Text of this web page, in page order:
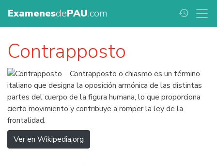
ExamenesdePAU.com history
Contrapposto
Contrapposto o chiasmo es un término
italiano que designa la oposición armónica de las distintas
partes del cuerpo de la figura humana, lo que proporciona
cierto movimiento y contribuye a romper la ley de la
frontalidad.
Ver en Wikipedia.org